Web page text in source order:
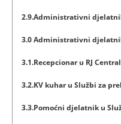
2.9.Administrativni
3.0 Administrativni
3.1.Recepcionar u RJ
3.2.KV kuhar u Službi za
3.3.Pomoćni djelatnik u